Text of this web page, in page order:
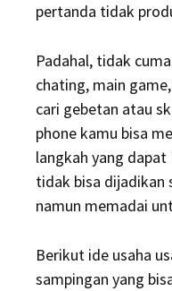
pertanda tidak
Padahal, tidak
chating, main
cari gebetan atau
phone kamu bisa
langkah yang dapat
tidak bisa dijadikan
namun memadai
Berikut ide usaha
sampingan yang